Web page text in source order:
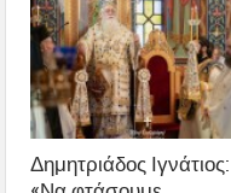
Δημητριάδος Ιγνάτιος: